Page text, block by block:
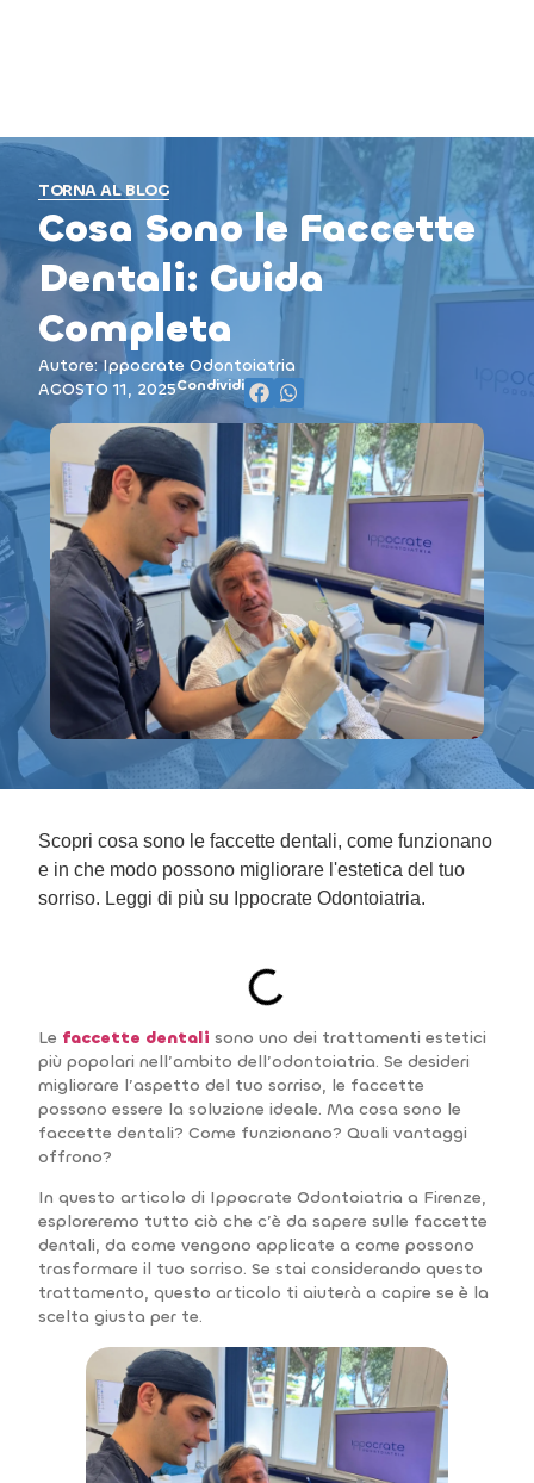
TORNA AL BLOG
Cosa Sono le Faccette
Dentali: Guida
Completa
Autore: Ippocrate Odontoiatria
AGOSTO 11, 2025Condividi
Scopri cosa sono le faccette dentali, come funzionano
e in che modo possono migliorare l'estetica del tuo
sorriso. Leggi di più su Ippocrate Odontoiatria.
Le faccette dentali sono uno dei trattamenti estetici
più popolari nell’ambito dell’odontoiatria. Se desideri
migliorare l’aspetto del tuo sorriso, le faccette
possono essere la soluzione ideale. Ma cosa sono le
faccette dentali? Come funzionano? Quali vantaggi
offrono?
In questo articolo di Ippocrate Odontoiatria a Firenze,
esploreremo tutto ciò che c’è da sapere sulle faccette
dentali, da come vengono applicate a come possono
trasformare il tuo sorriso. Se stai considerando questo
trattamento, questo articolo ti aiuterà a capire se è la
scelta giusta per te.